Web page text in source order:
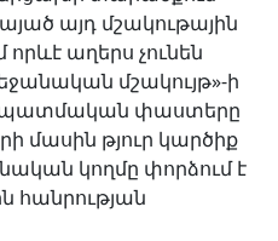
այդ մշակութային
աղերս չունեն
մշակույթ»-ի
պատմական փաստերը
մասին թյուր կարծիք
կողմը փորձում է
հանրության